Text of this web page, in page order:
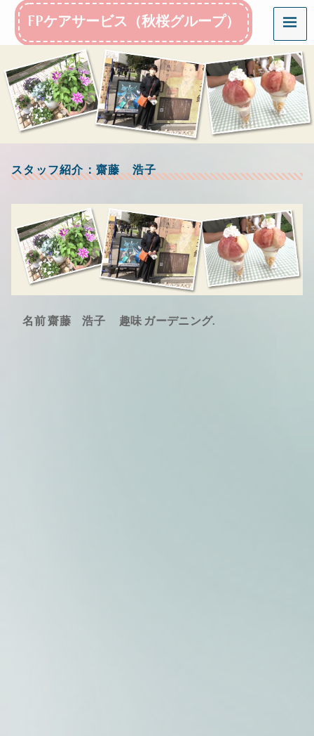
FPケアサービス（秋桜グループ）
城
県
日
立
市
で
護
事
っ
て
い
る
会
社
す
メ
ニ
ー
スタッフ紹介：齋藤 浩子
名前 齋藤 浩子 趣味 ガーデニング.